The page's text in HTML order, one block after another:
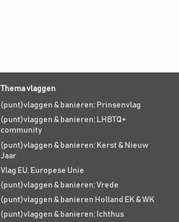
Thema vlaggen
(punt)vlaggen & banieren; Prinsenvlag
(punt)vlaggen & banieren; LHBTQ+
community
(punt)vlaggen & banieren; Kerst & Nieuw
Jaar
Vlag EU, Europese Unie
(punt)vlaggen & banieren; Vrede
(punt)vlaggen & banieren Holland EK & WK
(punt)vlaggen & banieren; Ichthus